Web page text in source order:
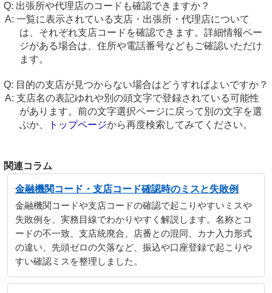
出張所や代理店のコードも確認できますか？
一覧に表示されている支店・出張所・代理店について
は、それぞれ支店コードを確認できます。詳細情報ペー
ジがある場合は、住所や電話番号などもご確認いただけ
ます。
目的の支店が見つからない場合はどうすればよいですか？
支店名の表記ゆれや別の頭文字で登録されている可能性
があります。前の文字選択ページに戻って別の文字を選
ぶか、
トップページから再度検索してみてください。
関連コラム
金融機関コード・支店コード確認時のミスと失敗例
金融機関コードや支店コードの確認で起こりやすいミスや
失敗例を、実務目線でわかりやすく解説します。名称とコ
ードの不一致、支店統廃合、店番との混同、カナ入力形式
の違い、先頭ゼロの欠落など、振込や口座登録で起こりや
すい確認ミスを整理しました。